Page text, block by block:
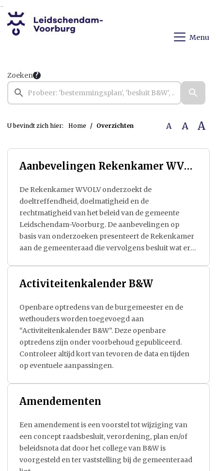
Ga naar de inhoud van deze pagina
Ga naar het zoeken
Ga naar het menu
Menu
Zoeken
U bevindt zich hier: Home Overzichten A A A
Aanbevelingen Rekenkamer WVOLV
De Rekenkamer WVOLV onderzoekt de
doeltreffendheid, doelmatigheid en de
rechtmatigheid van het beleid van de gemeente
Leidschendam-Voorburg. De aanbevelingen op
basis van onderzoeken presenteert de Rekenkamer
aan de gemeenteraad die vervolgens besluit wat er
Activiteitenkalender B&W
Openbare optredens van de burgemeester en de
wethouders worden toegevoegd aan
“Activiteitenkalender B&W”. Deze openbare
optredens zijn onder voorbehoud gepubliceerd.
Controleer altijd kort van tevoren de data en tijden
op eventuele aanpassingen.
Amendementen
Een amendement is een voorstel tot wijziging van
een concept raadsbesluit, verordening, plan en/of
beleidsnota dat door het college van B&W is
voorgesteld en ter vaststelling bij de gemeenteraad